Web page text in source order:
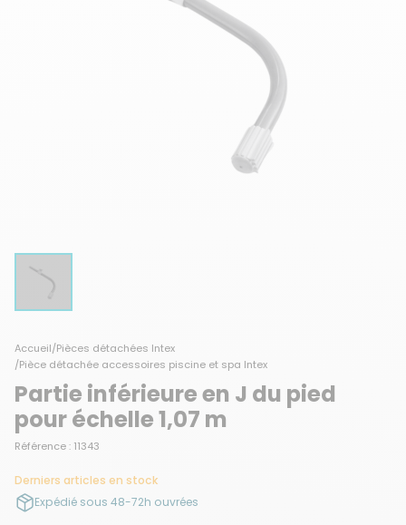
Accueil/Pièces détachées Intex
/Pièce détachée accessoires piscine et spa Intex
Partie inférieure en J du pied
pour échelle 1,07 m
Référence : 11343
Derniers articles en stock
Expédié sous 48-72h ouvrées